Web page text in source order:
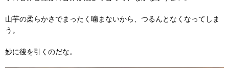
山芋の柔らかさでまったく噛まないから、つるんとなくなってしま
う。
妙に後を引くのだな。